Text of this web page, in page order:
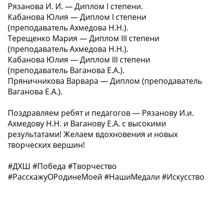
Рязанова И. И. — Диплом I степени.
Кабанова Юлия — Диплом I степени
(преподаватель Ахмедова Н.Н.).
Терещенко Мария — Диплом III степени
(преподаватель Ахмедова Н.Н.).
Кабанова Юлия — Диплом III степени
(преподаватель Ваганова Е.А.).
Пряничникова Варвара — Диплом (преподаватель
Ваганова Е.А.).
Поздравляем ребят и педагогов — Рязанову И.и.
Ахмедову Н.Н. и Ваганову Е.А. с высокими
результатами! Желаем вдохновения и новых
творческих вершин!
#ДХШ #Победа #Творчество
#РасскажуОРодинеМоей #НашиМедали #Искусство